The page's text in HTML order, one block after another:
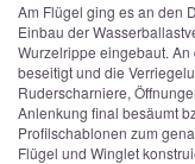
Am Flügel ging es an den
Einbau der
Wurzelrippe eingebaut.
beseitigt und die
Ruderscharniere,
Anlenkung final besäumt
Profilschablonen zum
Flügel und Winglet